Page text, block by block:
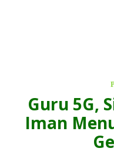
Guru 5G,
Iman